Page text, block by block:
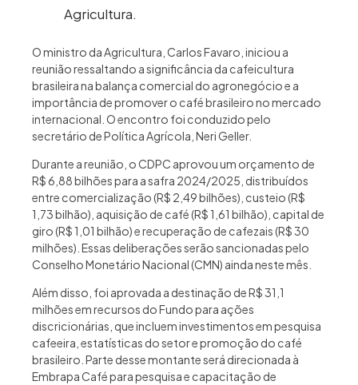
Agricultura.
O ministro da Agricultura, Carlos Favaro, iniciou a
reunião ressaltando a significância da cafeicultura
brasileira na balança comercial do agronegócio e a
importância de promover o café brasileiro no mercado
internacional. O encontro foi conduzido pelo
secretário de Política Agrícola, Neri Geller.
Durante a reunião, o CDPC aprovou um orçamento de
R$ 6,88 bilhões para a safra 2024/2025, distribuídos
entre comercialização (R$ 2,49 bilhões), custeio (R$
1,73 bilhão), aquisição de café (R$ 1,61 bilhão), capital de
giro (R$ 1,01 bilhão) e recuperação de cafezais (R$ 30
milhões). Essas deliberações serão sancionadas pelo
Conselho Monetário Nacional (CMN) ainda neste mês.
Além disso, foi aprovada a destinação de R$ 31,1
milhões em recursos do Fundo para ações
discricionárias, que incluem investimentos em pesquisa
cafeeira, estatísticas do setor e promoção do café
brasileiro. Parte desse montante será direcionada à
Embrapa Café para pesquisa e capacitação de